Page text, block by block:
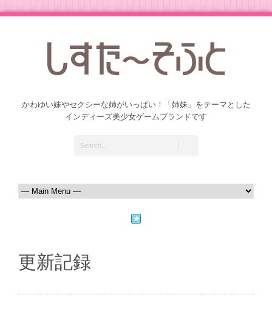
かわゆい妹やセクシーな姉がいっぱい！「姉妹」をテーマとした
インディーズ美少女ゲームブランドです
更新記録